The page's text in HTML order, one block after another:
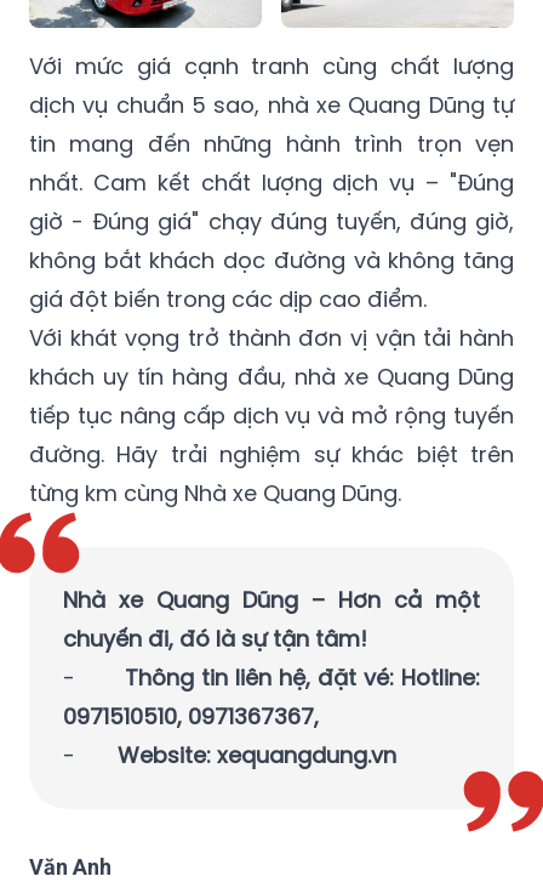
Với mức giá cạnh tranh cùng chất lượng
dịch vụ chuẩn 5 sao, nhà xe Quang Dũng tự
tin mang đến những hành trình trọn vẹn
nhất. Cam kết chất lượng dịch vụ – "Đúng
giờ - Đúng giá" chạy đúng tuyến, đúng giờ,
không bắt khách dọc đường và không tăng
giá đột biến trong các dịp cao điểm.
Với khát vọng trở thành đơn vị vận tải hành
khách uy tín hàng đầu, nhà xe Quang Dũng
tiếp tục nâng cấp dịch vụ và mở rộng tuyến
đường. Hãy trải nghiệm sự khác biệt trên
từng km cùng Nhà xe Quang Dũng.
Nhà xe Quang Dũng – Hơn cả một
chuyến đi, đó là sự tận tâm!
- Thông tin liên hệ, đặt vé: Hotline:
0971510510, 0971367367,
- Website: xequangdung.vn
Văn Anh